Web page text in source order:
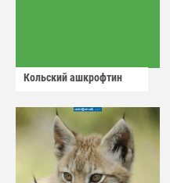
Кольский ашкрофтин